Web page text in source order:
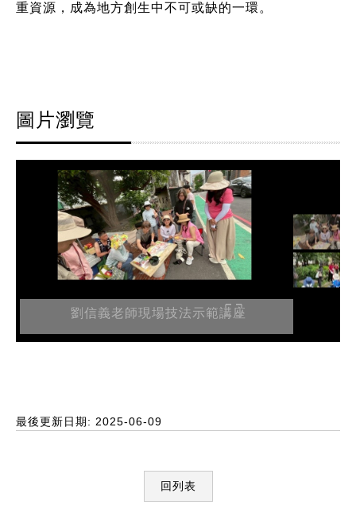
重資源，成為地方創生中不可或缺的一環。
圖片瀏覽
劉信義老師現場技法示範講座
最後更新日期: 2025-06-09
回列表